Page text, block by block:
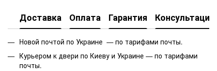
Доставка Оплата Гарантия Консультация
Новой почтой по Украине — по тарифами почты.
Курьером к двери по Киеву и Украине — по тарифами
почты.